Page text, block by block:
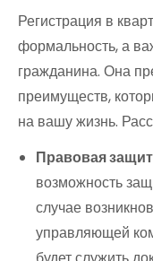
Регистрация в
формальность, а
гражданина. Она
преимуществ,
на вашу жизнь.
Правовая
возможность
случае
управляющей